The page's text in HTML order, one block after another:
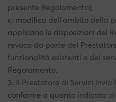
presente Regolamento);
c. modifica dell’ambito della
applicano le disposizioni del
revoca da parte del
funzionalità esistenti o dei
Regolamento.
3. Il Prestatore di Servizi
conforme a quanto indicato